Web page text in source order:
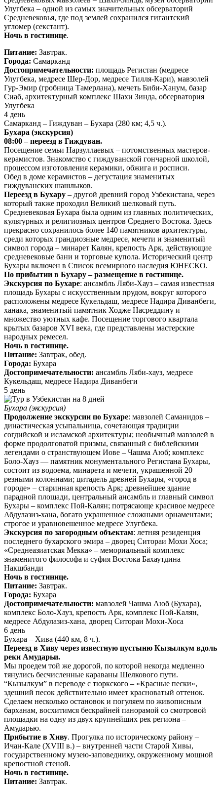
Улугбека – одной из самых значительных обсерваторий
Средневековья, где под землей сохранился гигантский
угломер (секстант).
Ночь в гостинице.
Питание: Завтрак.
Города: Самарканд
Достопримечательности: площадь Регистан (медресе
Улугбека, медресе Шер-Дор, медресе Тилля-Кари), мавзолей
Гур-Эмир (гробница Тамерлана), мечеть Биби-Ханум, базар
Сиаб, архитектурный комплекс Шахи Зинда, обсерватория
Улугбека
4 день
Самарканд – Гиждуван – Бухара (280 км; 4,5 ч.).
Бухара (экскурсия)
08:00 – переезд в Гиждуван.
Посещение семьи Нарзуллаевых – потомственных мастеров-
керамистов. Знакомство с гиждуванской гончарной школой,
процессом изготовления керамики, обжига и росписи.
Обед в доме керамистов – дегустация знаменитых
гиждуванских шашлыков.
Переезд в Бухару – другой древний город Узбекистана, через
который также проходил Великий шелковый путь.
Средневековая Бухара была одним из главных политических,
культурных и религиозных центров Среднего Востока. Здесь
прекрасно сохранилось более 140 памятников архитектуры,
среди которых грандиозные медресе, мечети и знаменитый
символ города – минарет Калян, крепость Арк, действующие
средневековые бани и торговые купола. Исторический центр
Бухары включен в Список всемирного наследия ЮНЕСКО.
По прибытии в Бухару – размещение в гостинице.
Экскурсия по Бухаре: ансамбль Ляби-Хауз – самая известная
площадь Бухары с искусственным прудом, вокруг которого
расположены медресе Кукельдаш, медресе Надира Диванбеги,
ханака, знаменитый памятник Ходже Насреддину и
множество уютных кафе. Посещение торгового квартала
крытых базаров XVI века, где представлены мастерские
народных ремесел.
Ночь в гостинице.
Питание: Завтрак, обед.
Города: Бухара
Достопримечательности: ансамбль Ляби-хауз, медресе
Кукельдаш, медресе Надира Диванбеги
5 день
Бухара (экскурсия)
Продолжение экскурсии по Бухаре: мавзолей Саманидов –
династическая усыпальница, сочетающая традиции
согдийской и исламской архитектуры; необычный мавзолей в
форме продолговатой призмы, связанный с библейскими
легендами о странствующем Иове – Чашма Аюб; комплекс
Боло-Хауз — памятник монументального Регистана Бухары,
состоит из водоема, минарета и мечети, украшенной 20
резными колоннами; цитадель древней Бухары, «город в
городе» – старинная крепость Арк; древнейшее здание
парадной площади, центральный ансамбль и главный символ
Бухары – комплекс Пой-Калян; потрясающе красивое медресе
Абдулазиз-хана, богато украшенное сложными орнаментами;
строгое и уравновешенное медресе Улугбека.
Экскурсия по загородным объектам: летняя резиденция
последнего бухарского эмира – дворец Ситораи Мохи Хоса;
«Среднеазиатская Мекка» – мемориальный комплекс
знаменитого философа и суфия Востока Бахаутдина
Накшбанди
Ночь в гостинице.
Питание: Завтрак.
Города: Бухара
Достопримечательности: мавзолей Чашма Аюб (Бухара),
комплекс Боло-Хауз, крепость Арк, комплекс Пой-Калян,
медресе Абдулазиз-хана, дворец Ситораи Мохи-Хоса
6 день
Бухара – Хива (440 км, 8 ч.).
Переезд в Хиву через известную пустыню Кызылкум вдоль
реки Амударьи.
Мы проедем той же дорогой, по которой некогда медленно
тянулись бесчисленные караваны Шелкового пути.
“Кызылкум” в переводе с тюркского – «Красные пески»,
здешний песок действительно имеет красноватый оттенок.
Сделаем несколько остановок и погуляем по живописным
барханам, восхитимся бескрайней панорамой со смотровой
площадки на одну из двух крупнейших рек региона –
Амударью.
Прибытие в Хиву. Прогулка по историческому району –
Ичан-Кале (XVIII в.) – внутренней части Старой Хивы,
государственному музею-заповеднику, окруженному мощной
крепостной стеной.
Ночь в гостинице.
Питание: Завтрак.